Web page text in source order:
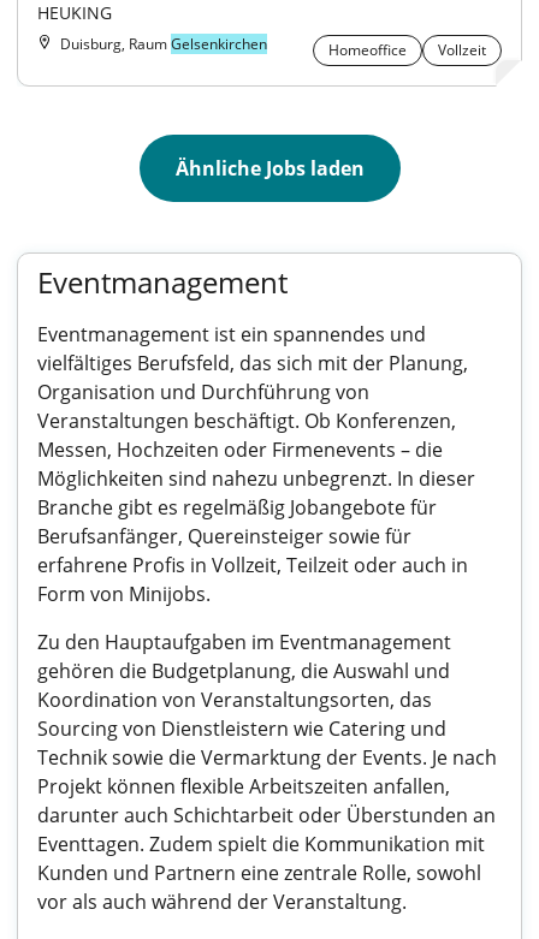
HEUKING
Duisburg, RaumGelsenkirchen Homeoffice Vollzeit
Ähnliche Jobs laden
Eventmanagement
Eventmanagement ist ein spannendes und
vielfältiges Berufsfeld, das sich mit der Planung,
Organisation und Durchführung von
Veranstaltungen beschäftigt. Ob Konferenzen,
Messen, Hochzeiten oder Firmenevents – die
Möglichkeiten sind nahezu unbegrenzt. In dieser
Branche gibt es regelmäßig Jobangebote für
Berufsanfänger, Quereinsteiger sowie für
erfahrene Profis in Vollzeit, Teilzeit oder auch in
Form von Minijobs.
Zu den Hauptaufgaben im Eventmanagement
gehören die Budgetplanung, die Auswahl und
Koordination von Veranstaltungsorten, das
Sourcing von Dienstleistern wie Catering und
Technik sowie die Vermarktung der Events. Je nach
Projekt können flexible Arbeitszeiten anfallen,
darunter auch Schichtarbeit oder Überstunden an
Eventtagen. Zudem spielt die Kommunikation mit
Kunden und Partnern eine zentrale Rolle, sowohl
vor als auch während der Veranstaltung.